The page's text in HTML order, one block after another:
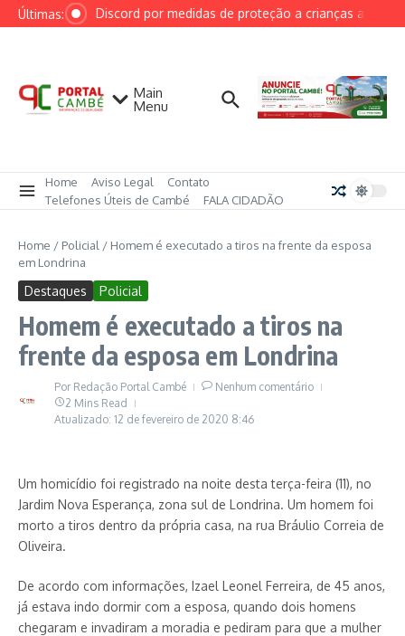
Ir para o conteúdo
Últimas:
AGU cobra Discord por medidas de proteção a crianças após
Main
Menu
Home Aviso Legal
Contato
Telefones Úteis de Cambé
FALA CIDADÃO
Home / Policial / Homem é executado a tiros na frente da esposa
em Londrina
Destaques Policial
Homem é executado a tiros na
frente da esposa em Londrina
Por Redação Portal Cambé
Nenhum comentário
2 Mins Read
Atualizado: 12 de fevereiro de 2020 8:46
Um homicídio foi registrado na noite desta terça-feira (11), no
Jardim Nova Esperança, zona sul de Londrina. Um homem foi
morto a tiros dentro da própria casa, na rua Bráulio Correia de
Oliveira.
De acordo com informações, Izael Leonel Ferreira, de 45 anos,
já estava indo dormir com a esposa, quando dois homens
chegaram e invadiram a moradia e pediram para que a mulher